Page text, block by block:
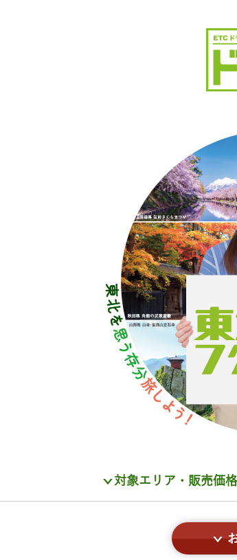
対象エリア・販売価格